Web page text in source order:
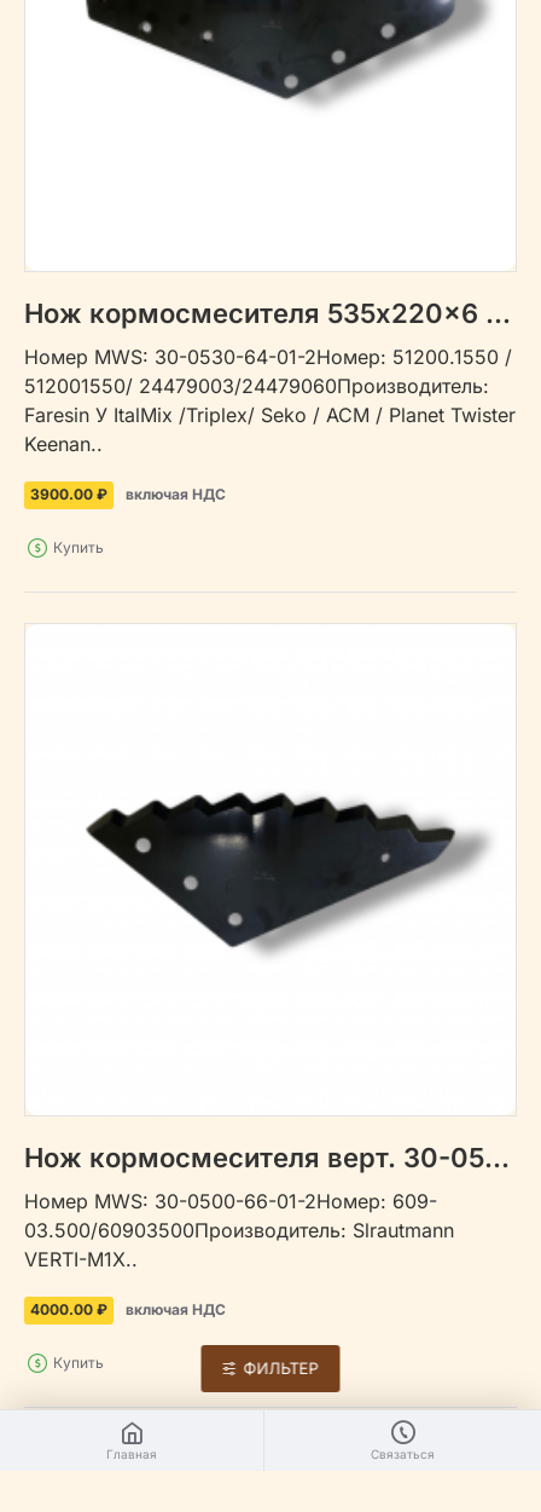
Главная Связаться
Нож кормосмесителя 535x220x6 30-0530-64-01-2
Номер MWS: 30-0530-64-01-2Номер: 51200.1550 /
512001550/ 24479003/24479060Производитель:
Faresin У ItalMix /Triplex/ Seko / ACM / Planet Twister
Keenan..
3900.00 ₽ включая НДС
Купить
Нож кормосмесителя верт. 30-0500-66-01-2
Номер MWS: 30-0500-66-01-2Номер: 609-
03.500/60903500Производитель: Slrautmann
VERTI-M1X..
4000.00 ₽ включая НДС
Купить ФИЛЬТЕР